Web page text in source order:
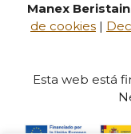
Manex
de cookies |
Esta web está